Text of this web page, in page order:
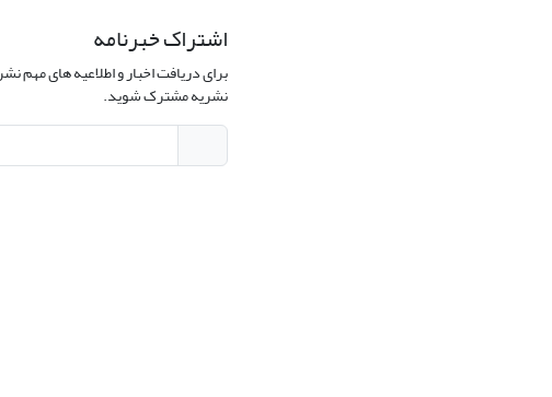
اشتراک خبرنامه
برای دریافت اخبار و اطلاعیه های مهم
نشریه مشترک شوید.